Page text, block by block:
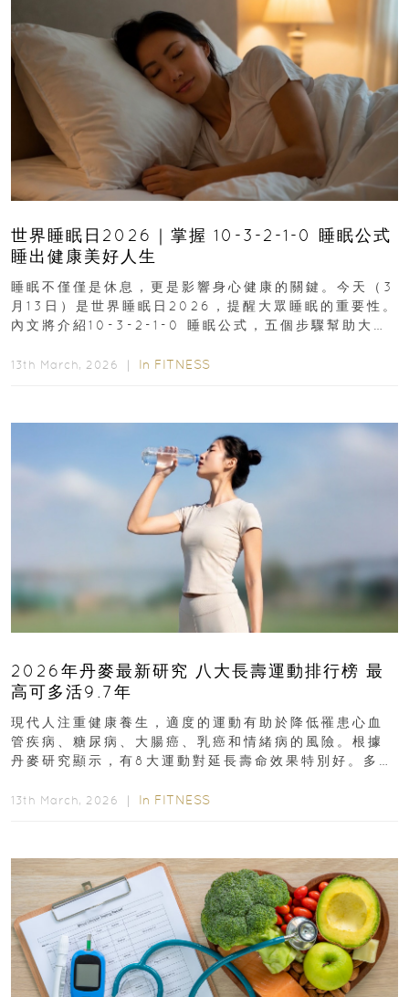
世界睡眠日2026｜掌握 10-3-2-1-0 睡眠公式
睡出健康美好人生
睡眠不僅僅是休息，更是影響身心健康的關鍵。今天（3
月13日）是世界睡眠日2026，提醒大眾睡眠的重要性。
內文將介紹10-3-2-1-0 睡眠公式，五個步驟幫助大家
13th March, 2026 ｜ In FITNESS
2026年丹麥最新研究 八大長壽運動排行榜 最
高可多活9.7年
現代人注重健康養生，適度的運動有助於降低罹患心血
管疾病、糖尿病、大腸癌、乳癌和情緒病的風險。根據
丹麥研究顯示，有8大運動對延長壽命效果特別好。多做
13th March, 2026 ｜ In FITNESS